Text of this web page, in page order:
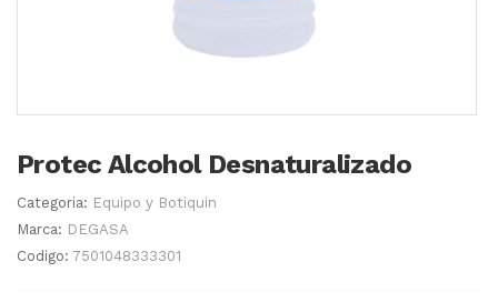
Protec Alcohol Desnaturalizado
Categoria: Equipo y Botiquin
Marca: DEGASA
Codigo: 7501048333301